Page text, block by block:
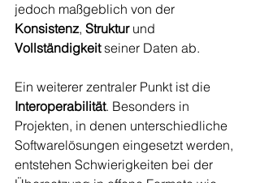
jedoch maßgeblich von der
Konsistenz, Struktur und
Vollständigkeit seiner Daten ab.
Ein weiterer zentraler Punkt ist die
Interoperabilität. Besonders in
Projekten, in denen unterschiedliche
Softwarelösungen eingesetzt werden,
entstehen Schwierigkeiten bei der